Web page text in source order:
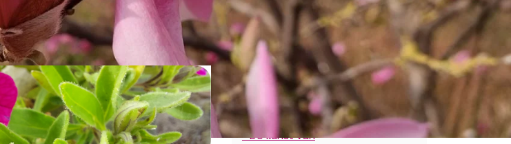
CATEGORIEËN
Ervaar de Natuurlijke Stroom
* Afstemmen op
* De kunst van